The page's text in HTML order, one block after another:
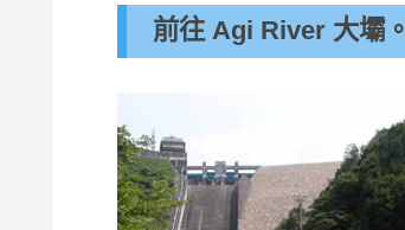
前往 Agi River 大壩。